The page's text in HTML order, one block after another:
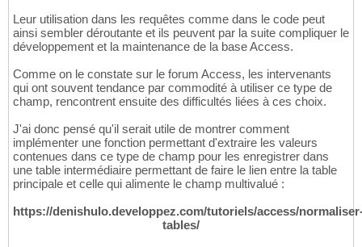
Leur utilisation dans les requêtes comme dans le code peut
ainsi sembler déroutante et ils peuvent par la suite compliquer le
développement et la maintenance de la base Access.
Comme on le constate sur le forum Access, les intervenants
qui ont souvent tendance par commodité à utiliser ce type de
champ, rencontrent ensuite des difficultés liées à ces choix.
J'ai donc pensé qu'il serait utile de montrer comment
implémenter une fonction permettant d'extraire les valeurs
contenues dans ce type de champ pour les enregistrer dans
une table intermédiaire permettant de faire le lien entre la table
principale et celle qui alimente le champ multivalué :
https://denishulo.developpez.com/tutoriels/access/
tables/